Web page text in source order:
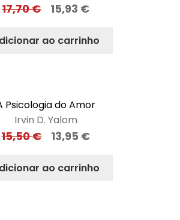
17,70€ 15,93 €
ao carrinho
Psicologia do Amor
Irvin D. Yalom
15,50€ 13,95 €
ao carrinho